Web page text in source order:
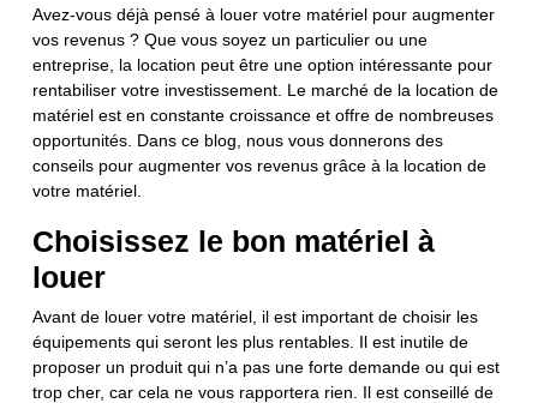
Avez-vous déjà pensé à louer votre matériel pour augmenter
vos revenus ? Que vous soyez un particulier ou une
entreprise, la location peut être une option intéressante pour
rentabiliser votre investissement. Le marché de la location de
matériel est en constante croissance et offre de nombreuses
opportunités. Dans ce blog, nous vous donnerons des
conseils pour augmenter vos revenus grâce à la location de
votre matériel.
Choisissez le bon matériel à
louer
Avant de louer votre matériel, il est important de choisir les
équipements qui seront les plus rentables. Il est inutile de
proposer un produit qui n’a pas une forte demande ou qui est
trop cher, car cela ne vous rapportera rien. Il est conseillé de